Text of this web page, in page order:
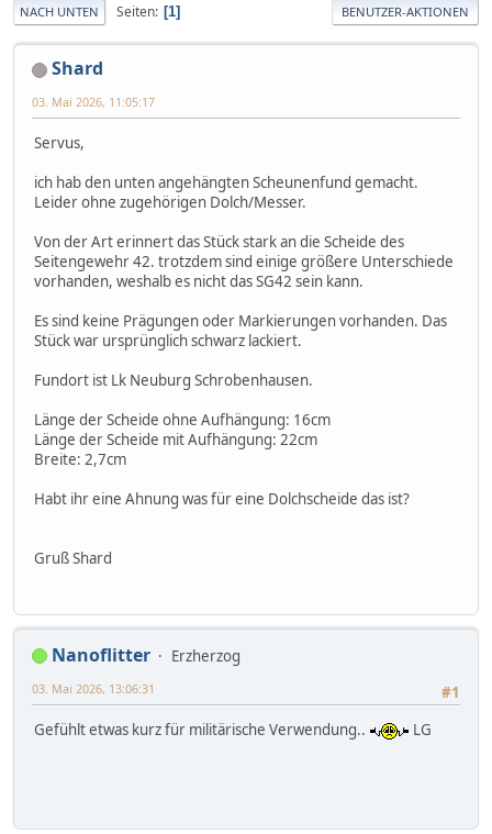
NACH UNTEN Seiten 1 BENUTZER-AKTIONEN
Shard
03. Mai 2026, 11:05:17
Servus,
ich hab den unten angehängten Scheunenfund gemacht.
Leider ohne zugehörigen Dolch/Messer.
Von der Art erinnert das Stück stark an die Scheide des
Seitengewehr 42. trotzdem sind einige größere Unterschiede
vorhanden, weshalb es nicht das SG42 sein kann.
Es sind keine Prägungen oder Markierungen vorhanden. Das
Stück war ursprünglich schwarz lackiert.
Fundort ist Lk Neuburg Schrobenhausen.
Länge der Scheide ohne Aufhängung: 16cm
Länge der Scheide mit Aufhängung: 22cm
Breite: 2,7cm
Habt ihr eine Ahnung was für eine Dolchscheide das ist?
Gruß Shard
Nanoflitter
Erzherzog
#1
03. Mai 2026, 13:06:31
Gefühlt etwas kurz für militärische Verwendung.. LG